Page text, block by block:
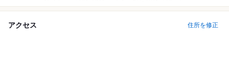
アクセス 住所を修正